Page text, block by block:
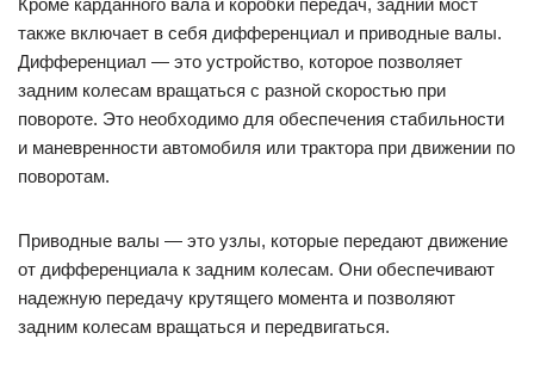
Кроме карданного вала и коробки передач, задний мост
также включает в себя дифференциал и приводные валы.
Дифференциал — это устройство, которое позволяет
задним колесам вращаться с разной скоростью при
повороте. Это необходимо для обеспечения стабильности
и маневренности автомобиля или трактора при движении по
поворотам.
Приводные валы — это узлы, которые передают движение
от дифференциала к задним колесам. Они обеспечивают
надежную передачу крутящего момента и позволяют
задним колесам вращаться и передвигаться.